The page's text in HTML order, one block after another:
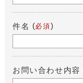
件名 (必須 )
お問い合わせ内容